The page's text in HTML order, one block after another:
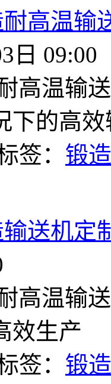
高温输
日 09:00
高温输
下的高
签： 锻
送机定
高温输
效生产
签： 锻